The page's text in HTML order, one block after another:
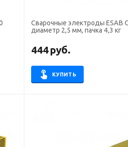
Сварочные электроды ESAB
диаметр 2,5 мм, пачка 4,3 кг
444руб.
КУПИТЬ